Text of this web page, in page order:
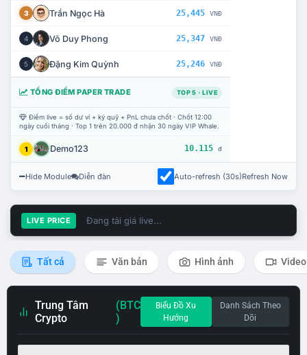
3 Trần Ngọc Hà 25,445 VNĐ
4 Võ Duy Phong 25,347 VNĐ
5 Đặng Kim Quỳnh 25,246 VNĐ
TỔNG ĐIỂM PAPER TRADE TOP 5 · LIVE
Điểm live = số dư ví + ký quỹ + PnL chưa chốt · Chốt 12:00
ngày cuối tháng · Top 1 trên 20.000 đ nhận 30 ngày VIP Whale.
1 Demo123 10.115 đ
Hide Module Diễn đàn Auto-refresh (30s)Refresh Now
LIVE PRICE Đang tải giá live...
Tất cả Văn bản Hình ảnh Video
Trung Tâm
Crypto
(BTC
)
Biểu Đồ Xu
Hướng
Danh Sách Theo
Dõi